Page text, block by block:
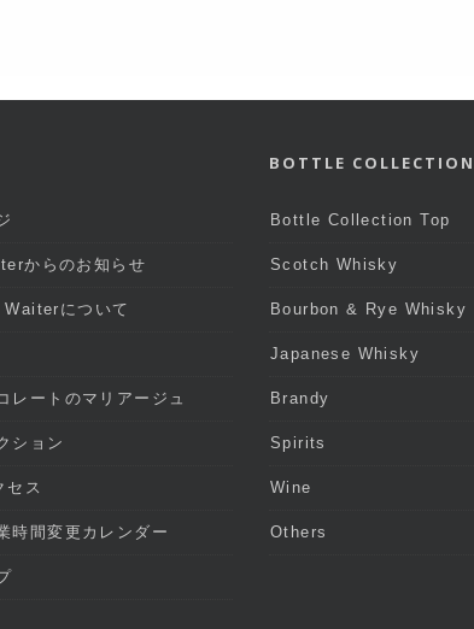
からのお知らせ
について
レートのマリアージュ
ション
セス
時間変更カレンダー
BOTTLE COLLECTION
Bottle Collection Top
Scotch Whisky
Bourbon & Rye Whisky
Japanese Whisky
Brandy
Spirits
Wine
Others